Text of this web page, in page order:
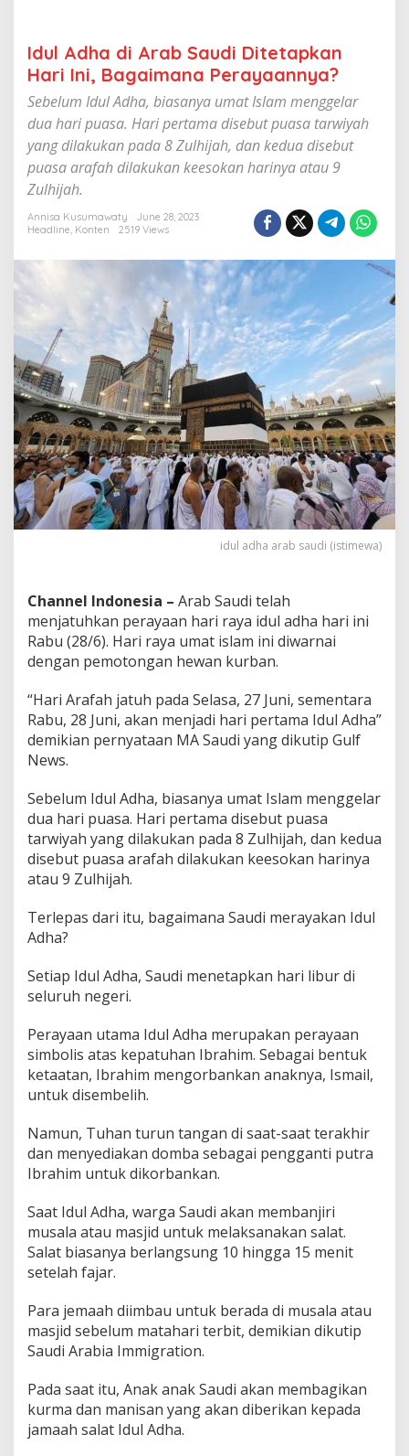
t
e
a
p
k
a
n
r
i
,
B
a
g
a
i
m
a
n
a
P
e
r
a
y
n
y
a
?
Idul Adha di Arab Saudi Ditetapkan
Hari Ini, Bagaimana Perayaannya?
Sebelum Idul Adha, biasanya umat Islam menggelar
dua hari puasa. Hari pertama disebut puasa tarwiyah
yang dilakukan pada 8 Zulhijah, dan kedua disebut
puasa arafah dilakukan keesokan harinya atau 9
Zulhijah.
Annisa Kusumawaty
June 28, 2023
Headline, Konten 2519 Views
idul adha arab saudi (istimewa)
Channel Indonesia – Arab Saudi telah
menjatuhkan perayaan hari raya idul adha hari ini
Rabu (28/6). Hari raya umat islam ini diwarnai
dengan pemotongan hewan kurban.
“Hari Arafah jatuh pada Selasa, 27 Juni, sementara
Rabu, 28 Juni, akan menjadi hari pertama Idul Adha”
demikian pernyataan MA Saudi yang dikutip Gulf
News.
Sebelum Idul Adha, biasanya umat Islam menggelar
dua hari puasa. Hari pertama disebut puasa
tarwiyah yang dilakukan pada 8 Zulhijah, dan kedua
disebut puasa arafah dilakukan keesokan harinya
atau 9 Zulhijah.
Terlepas dari itu, bagaimana Saudi merayakan Idul
Adha?
Setiap Idul Adha, Saudi menetapkan hari libur di
seluruh negeri.
Perayaan utama Idul Adha merupakan perayaan
simbolis atas kepatuhan Ibrahim. Sebagai bentuk
ketaatan, Ibrahim mengorbankan anaknya, Ismail,
untuk disembelih.
Namun, Tuhan turun tangan di saat-saat terakhir
dan menyediakan domba sebagai pengganti putra
Ibrahim untuk dikorbankan.
Saat Idul Adha, warga Saudi akan membanjiri
musala atau masjid untuk melaksanakan salat.
Salat biasanya berlangsung 10 hingga 15 menit
setelah fajar.
Para jemaah diimbau untuk berada di musala atau
masjid sebelum matahari terbit, demikian dikutip
Saudi Arabia Immigration.
Pada saat itu, Anak anak Saudi akan membagikan
kurma dan manisan yang akan diberikan kepada
jamaah salat Idul Adha.